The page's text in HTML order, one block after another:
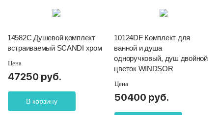
14582C Душевой комплект
встраиваемый SCANDI хром
Цена
47250 руб.
В корзину
10124DF Комплект для
ванной и душа
одноручковый, душ двойной
цветок WINDSOR
Цена
50400 руб.